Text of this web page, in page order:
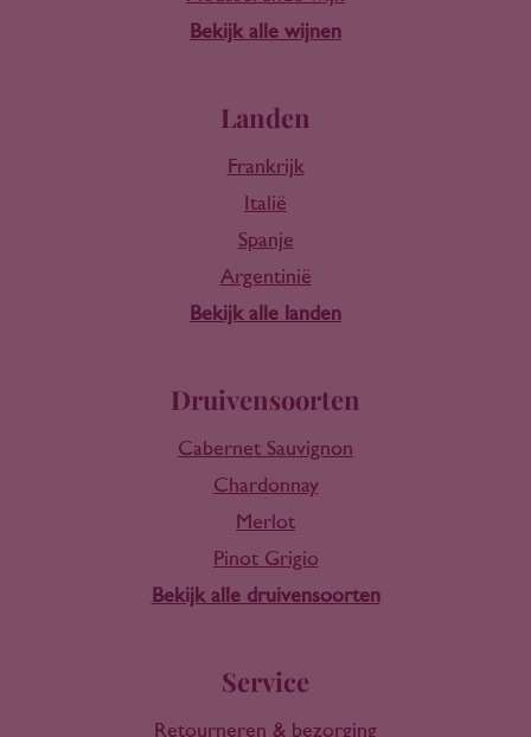
Bekijk alle wijnen
Landen
Frankrijk
Italië
Spanje
Argentinië
Bekijk alle landen
Druivensoorten
Cabernet Sauvignon
Chardonnay
Merlot
Pinot Grigio
Bekijk alle druivensoorten
Service
Retourneren & bezorging